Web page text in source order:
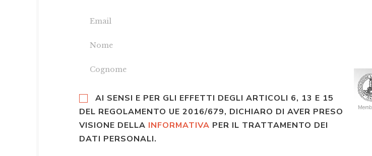
AI SENSI E PER GLI EFFETTI DEGLI ARTICOLI 6, 13 E 15
DEL REGOLAMENTO UE 2016/679, DICHIARO DI AVER PRESO
VISIONE DELLA INFORMATIVA PER IL TRATTAMENTO DEI
DATI PERSONALI.